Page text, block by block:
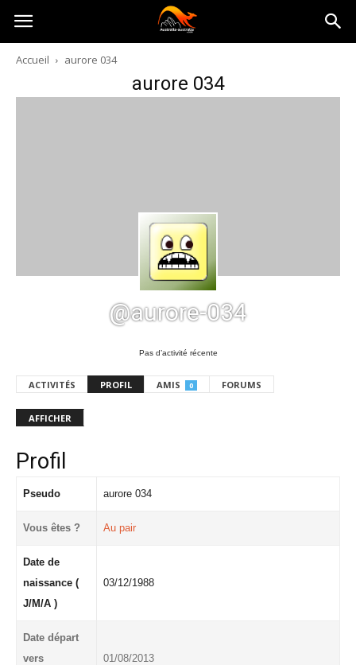
Australia-
australie.com
Accueil aurore 034
aurore 034
@aurore-034
Pas d’activité récente
ACTIVITÉS PROFIL AMIS 0 FORUMS
AFFICHER
Profil
Pseudo aurore 034
Vous êtes ? Au pair
Date de
naissance (
J/M/A )
03/12/1988
Date départ
vers
01/08/2013